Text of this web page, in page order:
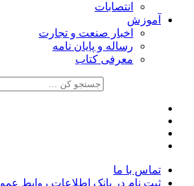
انتصابات
آموزش
اخبار صنعت و تجارت
رساله و پایان نامه
معرفی کتاب
تماس با ما
ثبت نام در بانک اطلاعات روابط